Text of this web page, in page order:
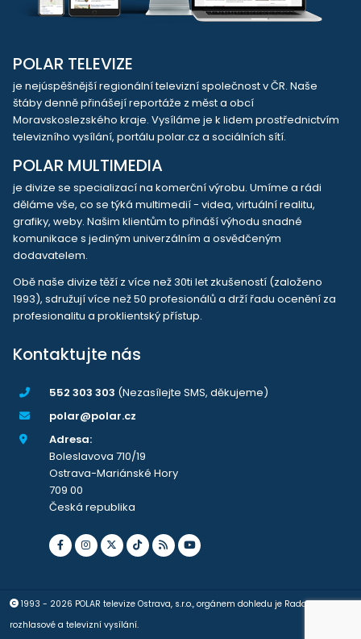
POLAR TELEVIZE
je nejúspěšnější regionální televizní společnost v ČR. Naše
štáby denně přinášejí reportáže z měst a obcí
Moravskoslezského kraje. Vysíláme je k lidem prostřednictvím
televizního vysílání, portálu polar.cz a sociálních sítí.
POLAR MULTIMEDIA
je divize se specializací na komerční výrobu. Umíme a rádi
děláme vše, co se týká multimedií - videa, virtuální realitu,
grafiky, weby. Našim klientům to přináší výhodu snadné
komunikace s jediným univerzálním a osvědčeným
dodavatelem.
Obě naše divize těží z více než 30ti let zkušeností (založeno
1993), sdružují více než 50 profesionálů a drží řadu ocenění za
profesionalitu a proklientský přístup.
Kontaktujte nás
552 303 303 (Nezasílejte SMS, děkujeme)
polar@polar.cz
Adresa:
Boleslavova 710/19
Ostrava-Mariánské Hory
709 00
Česká republika
1993 - 2026 POLAR televize Ostrava, s.r.o., orgánem dohledu je Rada pro
rozhlasové a televizní vysílání.